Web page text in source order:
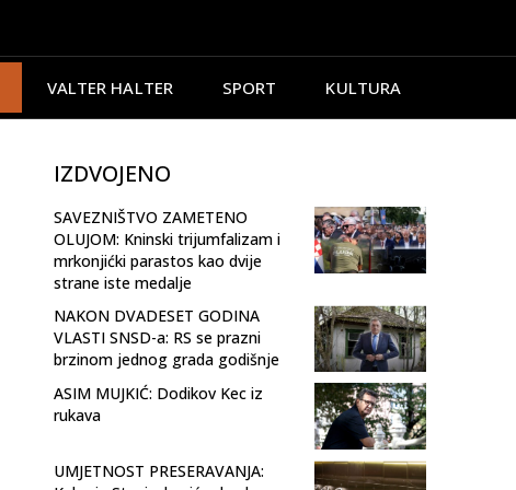
VALTER HALTER SPORT KULTURA
IZDVOJENO
SAVEZNIŠTVO ZAMETENO
OLUJOM: Kninski trijumfalizam i
mrkonjićki parastos kao dvije
strane iste medalje
NAKON DVADESET GODINA
VLASTI SNSD-a: RS se prazni
brzinom jednog grada godišnje
ASIM MUJKIĆ: Dodikov Kec iz
rukava
UMJETNOST PRESERAVANJA: